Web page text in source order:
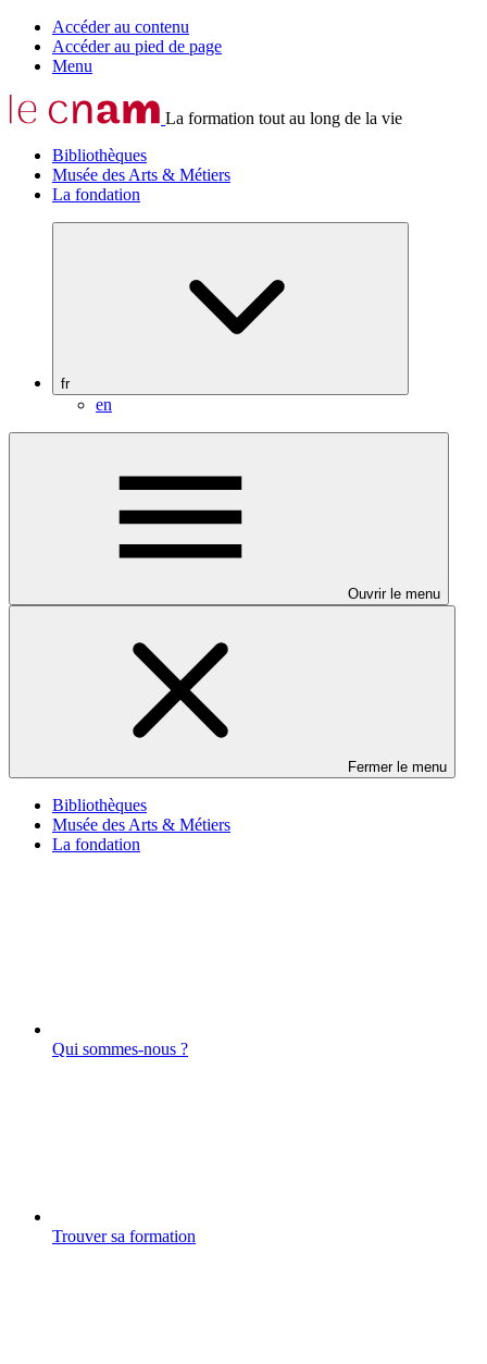
Accéder au contenu
Accéder au pied de page
Menu
La formation tout au long de la vie
Bibliothèques
Musée des Arts & Métiers
La fondation
fr
en
Ouvrir le menu
Fermer le menu
Bibliothèques
Musée des Arts & Métiers
La fondation
Qui sommes-nous ?
Trouver sa formation